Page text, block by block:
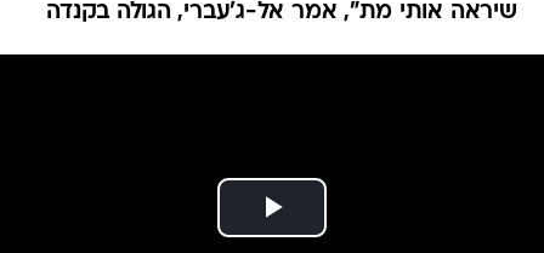
שיראה אותי מת", אמר אל-ג'עברי, הגולה בקנדה